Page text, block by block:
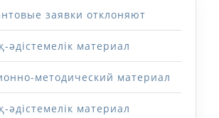
заявки отклоняют
әдістемелік материал
методический материал
әдістемелік материал